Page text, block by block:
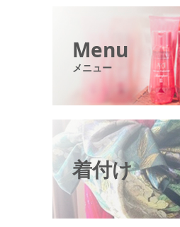
Menu
メニュー
着付け